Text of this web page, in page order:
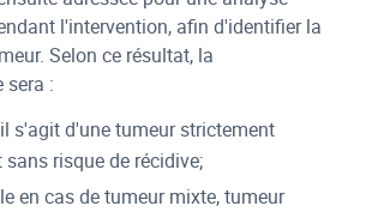
l'intervention, afin d'identifier la
Selon ce résultat, la
sera :
s'agit d'une tumeur strictement
sans risque de récidive;
en cas de tumeur mixte, tumeur